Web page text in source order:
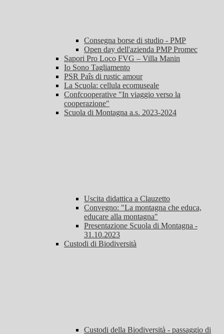
Consegna borse di studio - PMP
Open day dell'azienda PMP Promec
Sapori Pro Loco FVG – Villa Manin
Io Sono Tagliamento
PSR Paîs di rustic amour
La Scuola: cellula ecomuseale
Confcooperative "In viaggio verso la
cooperazione"
Scuola di Montagna a.s. 2023-2024
Uscita didattica a Clauzetto
Convegno: "La montagna che educa,
educare alla montagna"
Presentazione Scuola di Montagna -
31.10.2023
Custodi di Biodiversità
Custodi della Biodiversità - passaggio di